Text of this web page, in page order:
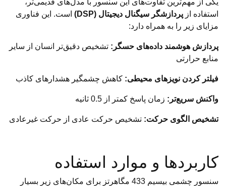
استفاده از پردازشگر سیگنال دیجیتال (DSP)
است. این فناوری
مزایای زیر را به همراه دارد:
پردازش هوشمند داده‌های حسگر: تشخیص دقیق‌تر انسان از سایر
منابع حرارتی
فیلتر کردن نویزهای محیطی: کاهش چشمگیر هشدارهای کاذب
واکنش سریع‌تر: زمان پاسخ کمتر از 0.5 ثانیه
تشخیص الگوی حرکت: تشخیص حرکت عادی از حرکت غیرعادی
کاربردها و موارد استفاده
سنسور چشمی بیسیم 433 مگاهرتز برای مکان‌های زیر بسیار